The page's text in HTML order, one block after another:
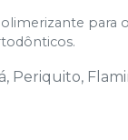
para
Periquito,